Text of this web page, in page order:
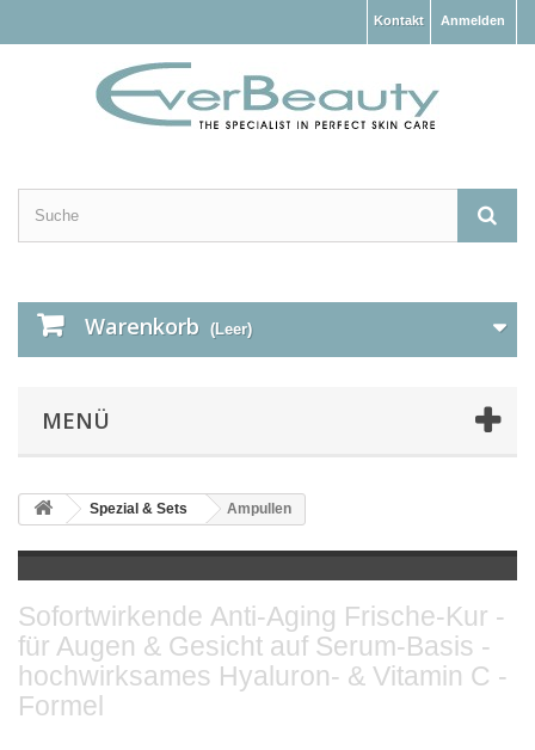
Anmelden
Kontakt
Warenkorb (Leer)
MENÜ
Spezial & Sets Ampullen
Sofortwirkende Anti-Aging Frische-Kur -
für Augen & Gesicht auf Serum-Basis -
hochwirksames Hyaluron- & Vitamin C -
Formel